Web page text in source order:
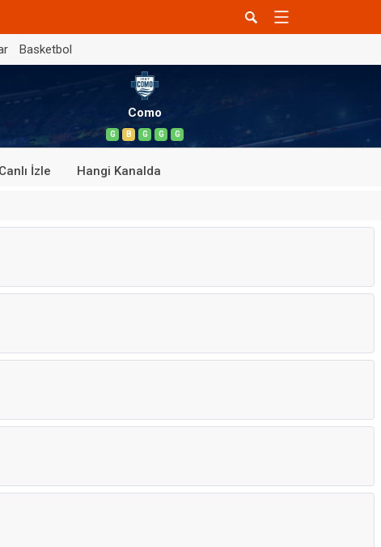
Basketbol
Como
G B G G G
Canlı İzle Hangi Kanalda